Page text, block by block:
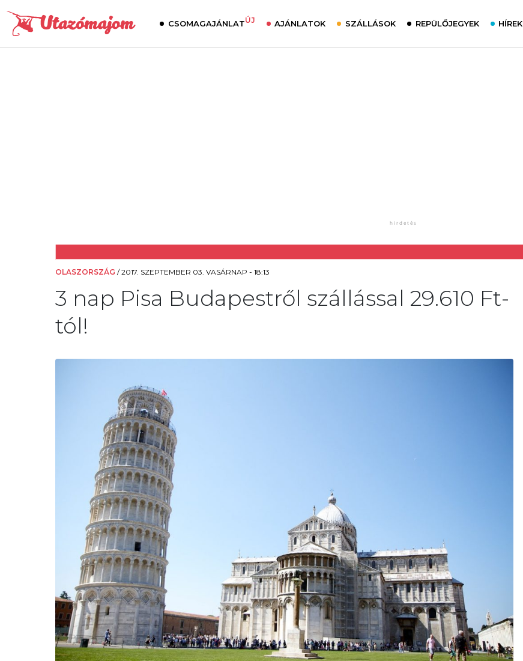
CSOMAGAJÁNLATÚJ AJÁNLATOK SZÁLLÁSOK REPÜLŐJEGYEK HÍREK
OLASZORSZÁG /2017. SZEPTEMBER 03. VASÁRNAP - 18:13
3 nap Pisa Budapestről szállással 29.610 Ft-
tól!